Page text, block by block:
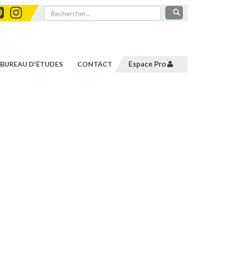
BUREAU D'ÉTUDES CONTACT Espace Pro